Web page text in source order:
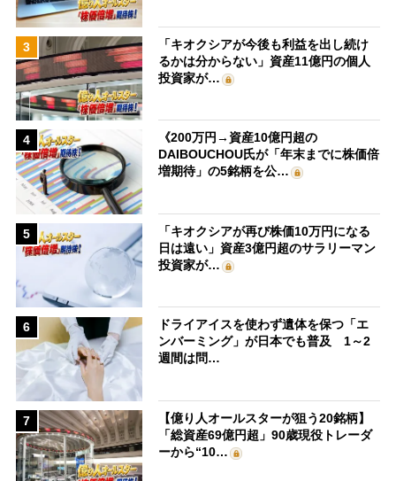
3
「キオクシアが今後も利益を出し続け
るかは分からない」資産11億円の個人
投資家が…
4
《200万円→資産10億円超の
DAIBOUCHOU氏が「年末までに株価倍
増期待」の5銘柄を公…
5
「キオクシアが再び株価10万円になる
日は遠い」資産3億円超のサラリーマン
投資家が…
6
ドライアイスを使わず遺体を保つ「エ
ンバーミング」が日本でも普及 1～2
週間は問…
7
【億り人オールスターが狙う20銘柄】
「総資産69億円超」90歳現役トレーダ
ーから“10…